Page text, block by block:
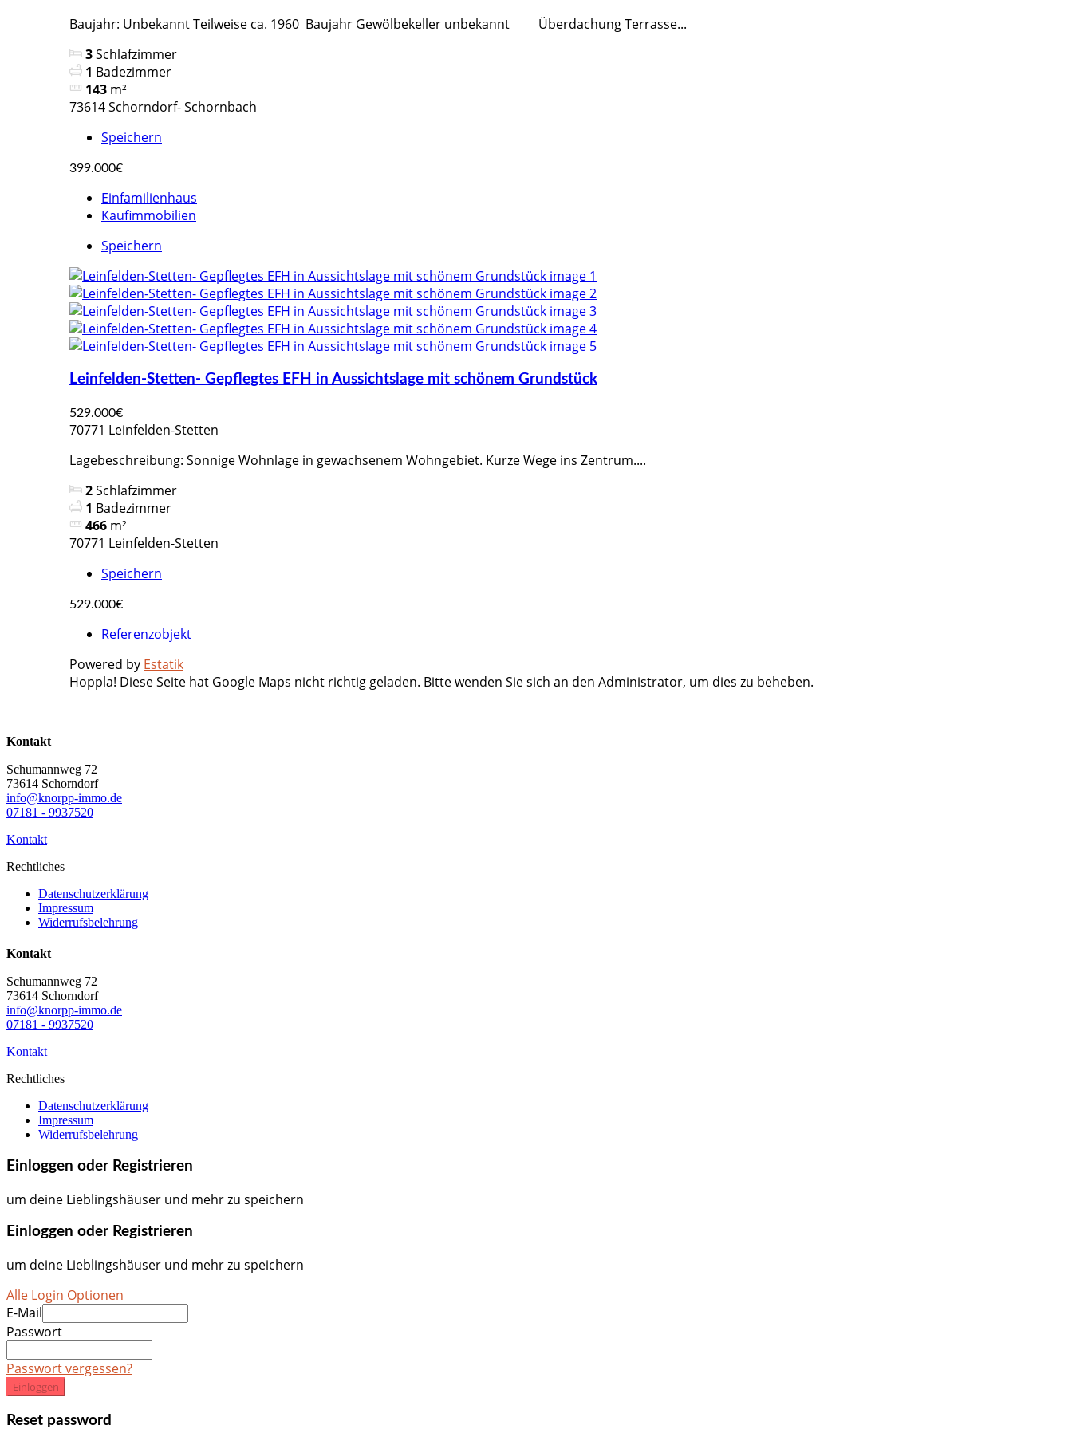
Baujahr: Unbekannt Teilweise ca. 1960 Baujahr Gewölbekeller unbekannt Überdachung Terrasse...
3Schlafzimmer
1 Badezimmer
143 m²
73614 Schorndorf- Schornbach
Speichern
399.000€
Einfamilienhaus
Kaufimmobilien
Speichern
Leinfelden-Stetten- Gepflegtes EFH in Aussichtslage mit schönem Grundstück
529.000€
70771 Leinfelden-Stetten
Lagebeschreibung: Sonnige Wohnlage in gewachsenem Wohngebiet. Kurze Wege ins Zentrum....
2Schlafzimmer
1 Badezimmer
466 m²
70771 Leinfelden-Stetten
Speichern
529.000€
Referenzobjekt
Powered by Estatik
Hoppla! Diese Seite hat Google Maps nicht richtig geladen. Bitte wenden Sie sich an den Administrator, um dies zu beheben.
Kontakt
Schumannweg 72
73614 Schorndorf
info@knorpp-immo.de
07181 - 9937520
Kontakt
Rechtliches
Datenschutzerklärung
Impressum
Widerrufsbelehrung
Kontakt
Schumannweg 72
73614 Schorndorf
info@knorpp-immo.de
07181 - 9937520
Kontakt
Rechtliches
Datenschutzerklärung
Impressum
Widerrufsbelehrung
Einloggen oder Registrieren
um deine Lieblingshäuser und mehr zu speichern
Einloggen oder Registrieren
um deine Lieblingshäuser und mehr zu speichern
Alle Login Optionen
E-Mail
Passwort
Passwort vergessen?
Einloggen
Reset password